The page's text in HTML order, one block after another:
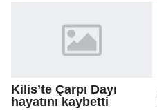
Kilis’te Çarpı Dayı
hayatını kaybetti